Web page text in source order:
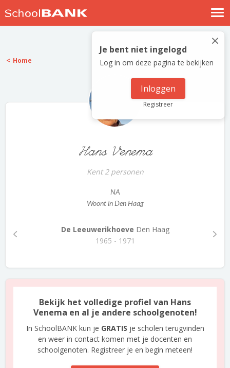
Nostalgische verhalen
Log in
Meld je gratis aan
×
Je bent niet ingelogd
Log in om deze pagina te bekijken
Inloggen
Registreer
Home
Hans Venema
Kent 2 personen
NA
Woont in Den Haag
De Leeuwerikhoeve Den Haag
1965 - 1971
Bekijk het volledige profiel van Hans
Venema en al je andere schoolgenoten!
In SchoolBANK kun je GRATIS je scholen terugvinden
en weer in contact komen met je docenten en
schoolgenoten. Registreer je en begin meteen!